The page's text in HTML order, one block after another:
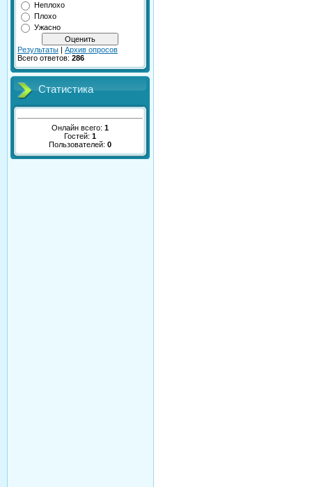
Неплохо
Плохо
Ужасно
Результаты | Архив опросов
Всего ответов: 286
Статистика
Онлайн всего: 1
Гостей: 1
Пользователей: 0